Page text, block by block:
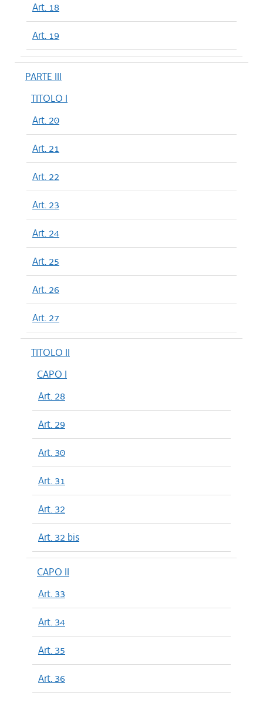
Art. 18
Art. 19
PARTE III
TITOLO I
Art. 20
Art. 21
Art. 22
Art. 23
Art. 24
Art. 25
Art. 26
Art. 27
TITOLO II
CAPO I
Art. 28
Art. 29
Art. 30
Art. 31
Art. 32
Art. 32 bis
CAPO II
Art. 33
Art. 34
Art. 35
Art. 36